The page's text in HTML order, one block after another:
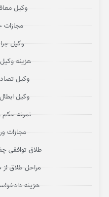
وکیل
وکیل
هزینه
وکیل
وکیل
نمونه حکم
مجازات
طلاق توافقی
مراحل طلاق
هزینه